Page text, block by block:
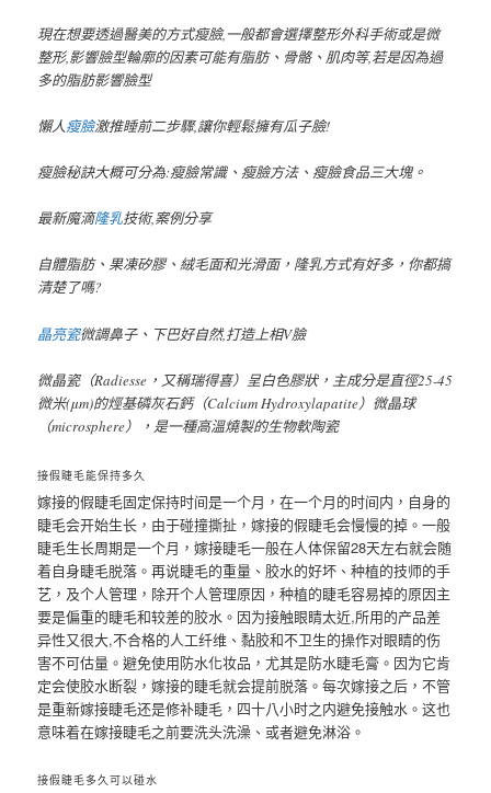
現在想要透過醫美的方式瘦臉,一般都會選擇整形外科手術或是微
整形,影響臉型輪廓的因素可能有脂肪、骨骼、肌肉等,若是因為過
多的脂肪影響臉型
懶人瘦臉激推睡前二步驟,讓你輕鬆擁有瓜子臉!
瘦臉秘訣大概可分為:瘦臉常識、瘦臉方法、瘦臉食品三大塊。
最新魔滴隆乳技術,案例分享
自體脂肪、果凍矽膠、絨毛面和光滑面，隆乳方式有好多，你都搞
清楚了嗎?
晶亮瓷微調鼻子、下巴好自然,打造上相V臉
微晶瓷（Radiesse，又稱瑞得喜）呈白色膠狀，主成分是直徑25-45
微米(μm)的烴基磷灰石鈣（Calcium Hydroxylapatite）微晶球
（microsphere），是一種高溫燒製的生物軟陶瓷
接假睫毛能保持多久
嫁接的假睫毛固定保持时间是一个月，在一个月的时间内，自身的
睫毛会开始生长，由于碰撞撕扯，嫁接的假睫毛会慢慢的掉。一般
睫毛生长周期是一个月，嫁接睫毛一般在人体保留28天左右就会随
着自身睫毛脱落。再说睫毛的重量、胶水的好坏、种植的技师的手
艺，及个人管理，除开个人管理原因，种植的睫毛容易掉的原因主
要是偏重的睫毛和较差的胶水。因为接触眼睛太近,所用的产品差
异性又很大,不合格的人工纤维、黏胶和不卫生的操作对眼睛的伤
害不可估量。避免使用防水化妆品，尤其是防水睫毛膏。因为它肯
定会使胶水断裂，嫁接的睫毛就会提前脱落。每次嫁接之后，不管
是重新嫁接睫毛还是修补睫毛，四十八小时之内避免接触水。这也
意味着在嫁接睫毛之前要洗头洗澡、或者避免淋浴。
接假睫毛多久可以碰水